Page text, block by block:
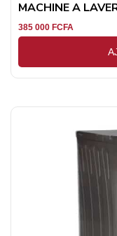
MACHINE A
385 000 FCFA